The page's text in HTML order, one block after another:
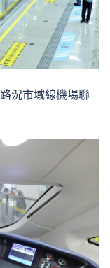
路況市域線機場聯